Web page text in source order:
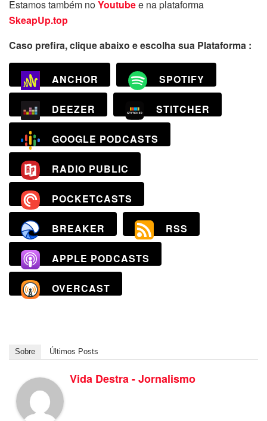
Estamos também noYoutubee na plataforma
SkeapUp.top
Caso prefira, clique abaixo e escolha sua Plataforma :
ANCHOR SPOTIFY
DEEZER STITCHER
GOOGLE PODCASTS
RADIO PUBLIC
POCKETCASTS
BREAKER RSS
APPLE PODCASTS
OVERCAST
Sobre Últimos Posts
Vida Destra - Jornalismo